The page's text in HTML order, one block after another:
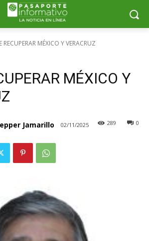
RECUPERAR MÉXICO Y VERACRUZ
MÉXICO Y
Jamarillo 02/11/2025 0
289